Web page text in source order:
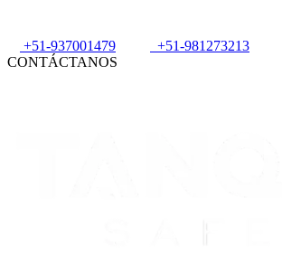
+51-937001479
+51-981273213
CONTÁCTANOS